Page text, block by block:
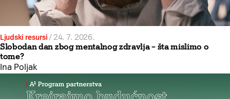
Ljudski resursi /24. 7. 2026.
Slobodan dan zbog mentalnog zdravlja – šta mislimo o
tome?
Ina Poljak